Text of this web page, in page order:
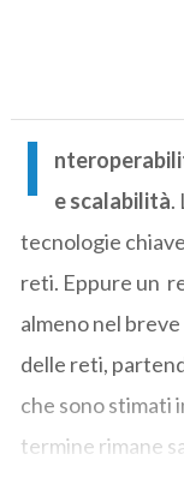
I
e scalabilità.
tecnologie
reti. Eppure un
almeno nel
delle reti,
che sono stimati
termine rimane